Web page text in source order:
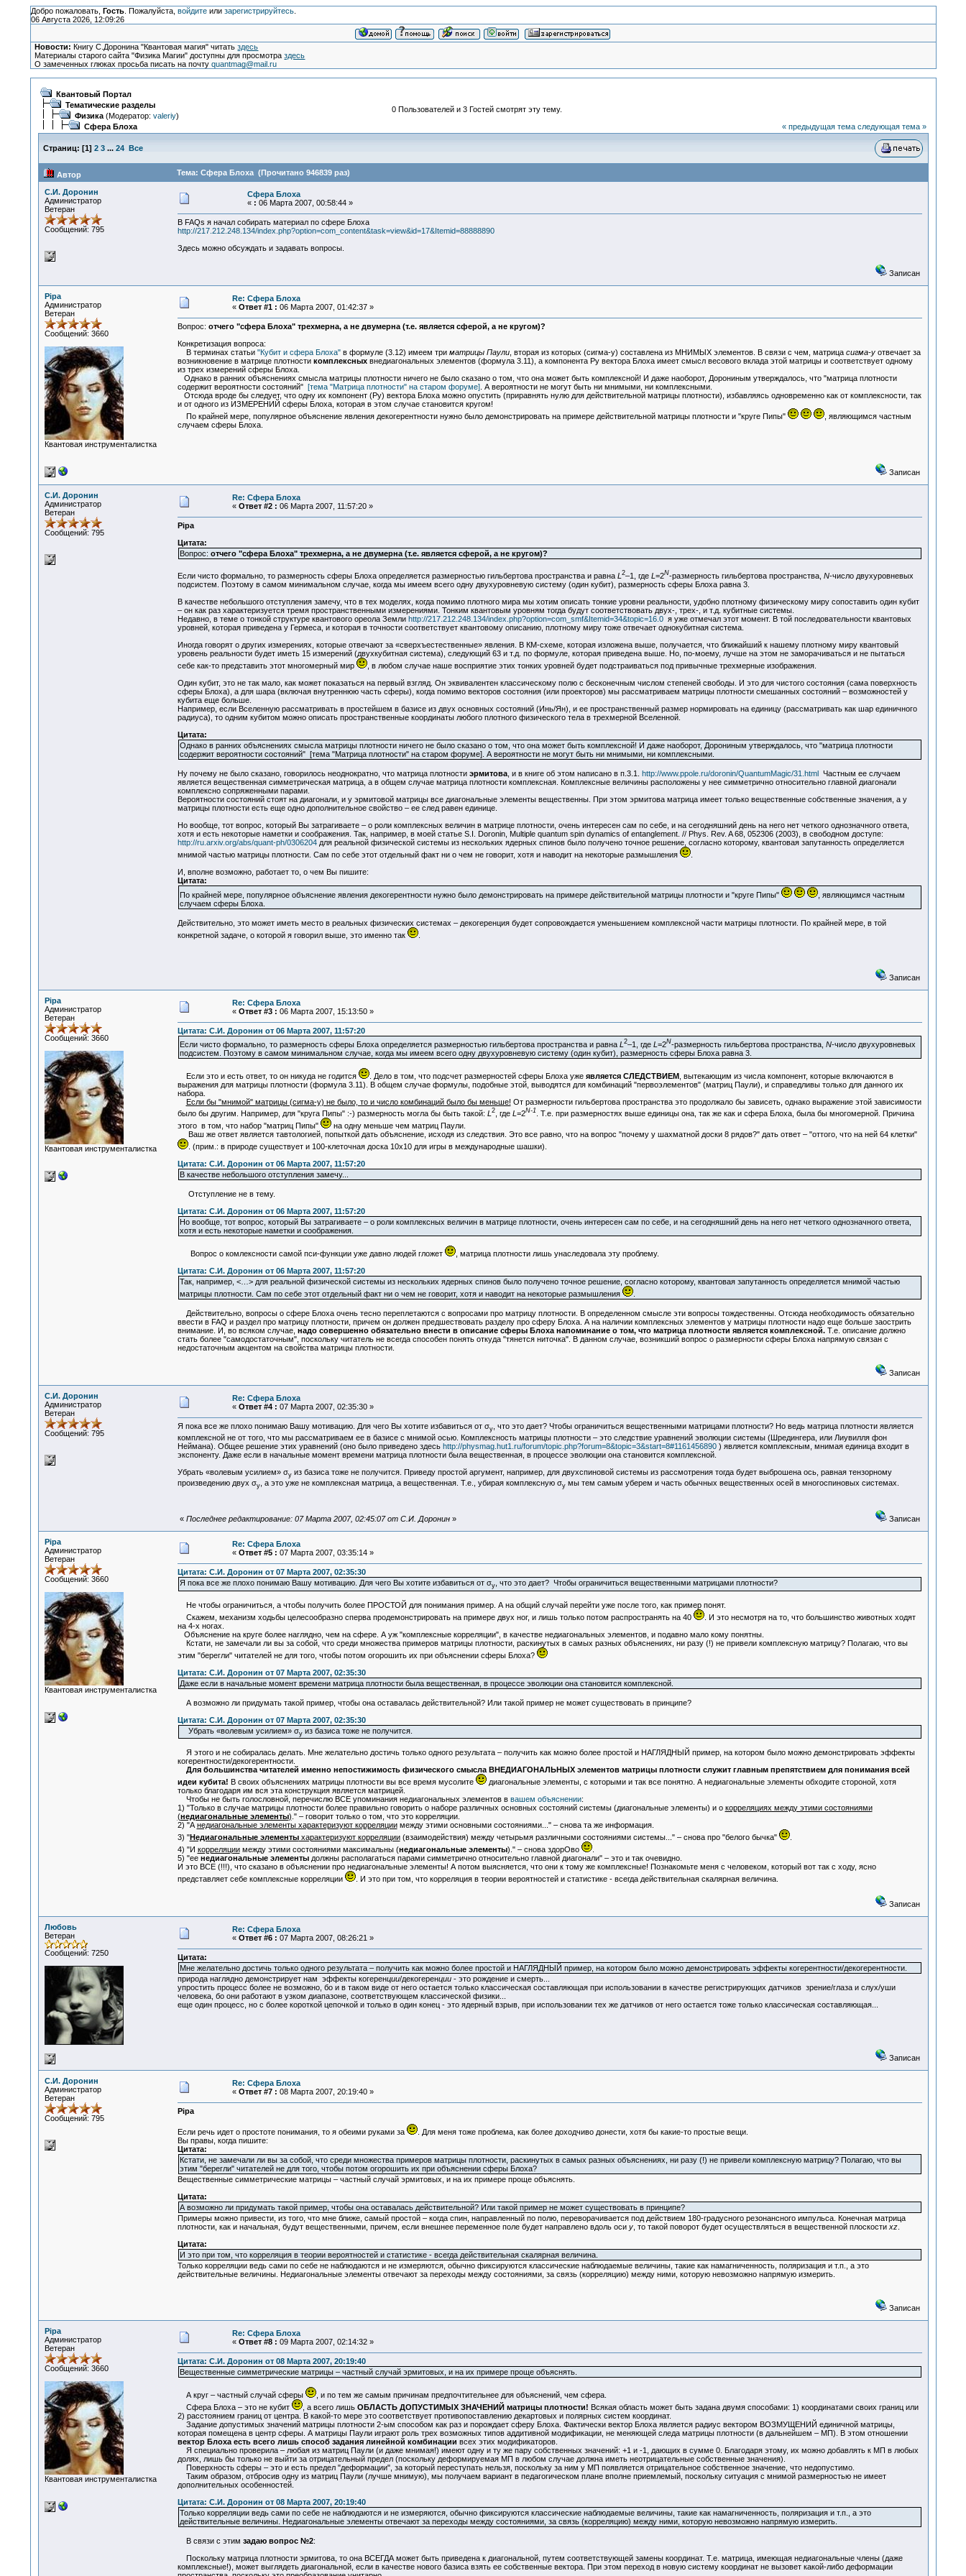
Добро пожаловать, Гость. Пожалуйста, войдитеили зарегистрируйтесь.
06 Августа 2026, 12:09:26
Новости: Книгу С.Доронина "Квантовая магия" читатьздесь
Материалы старого сайта "Физика Магии" доступны для просмотраздесь
О замеченных глюках просьба писать на почтуquantmag@mail.ru
Квантовый Портал
Тематические разделы
Физика(Модератор: valeriy)
Сфера Блоха
0 Пользователей и 3 Гостей смотрят эту тему.
« предыдущая тема следующая тема »
Страниц: [1] 2 3 ... 24 Все
Автор Тема: Сфера Блоха (Прочитано 946839 раз)
С.И. Доронин
Администратор
Ветеран
Сообщений: 795
Сфера Блоха
« : 06 Марта 2007, 00:58:44 »
В FAQs я начал собирать материал по сфере Блоха
http://217.212.248.134/index.php?option=com_content&task=view&id=17&Itemid=88888890
Здесь можно обсуждать и задавать вопросы.
Записан
Pipa
Администратор
Ветеран
Сообщений: 3660
Квантовая инструменталистка
Re: Сфера Блоха
« Ответ #1 : 06 Марта 2007, 01:42:37 »
Вопрос: отчего "сфера Блоха" трехмерна, а не двумерна (т.е. является сферой, а не кругом)?
Конкретизация вопроса:
В терминах статьи "Кубит и сфера Блоха"в формуле (3.12) имеем три матрицы Паули, вторая из которых (сигма-y) составлена из МНИМЫХ элементов. В связи с чем, матрица сигма-yотвечает за
возникновение в матрице плотности комплексныхвнедиагональных элементов (формула 3.11), а компонента Py вектора Блоха имеет смысл весового вклада этой матрицы и соответствует одному
из трех измерений сферы Блоха.
Однако в ранних объяснениях смысла матрицы плотности ничего не было сказано о том, что она может быть комплексной! И даже наоборот, Дорониным утверждалось, что "матрица плотности
содержит вероятности состояний" [тема "Матрица плотности" на старом форуме] . А вероятности не могут быть ни мнимыми, ни комплексными.
Отсюда вроде бы следует, что одну их компонент (Py) вектора Блоха можно опустить (приравнять нулю для действительной матрицы плотности), избавляясь одновременно как от комплексности, так
и от одного из ИЗМЕРЕНИЙ сферы Блоха, которая в этом случае становится кругом!
По крайней мере, популярное объяснение явления декогерентности нужно было демонстрировать на примере действительной матрицы плотности и "круге Пипы"
, являющимся частным
случаем сферы Блоха.
Записан
С.И. Доронин
Администратор
Ветеран
Сообщений: 795
Re: Сфера Блоха
« Ответ #2 : 06 Марта 2007, 11:57:20 »
Pipa
Цитата:
Вопрос: отчего "сфера Блоха" трехмерна, а не двумерна (т.е. является сферой, а не кругом)?
Если чисто формально, то размерность сферы Блоха определяется размерностью гильбертова пространства и равна L 2–1, где L =2N-размерность гильбертова пространства, N-число двухуровневых
подсистем. Поэтому в самом минимальном случае, когда мы имеем всего одну двухуровневую систему (один кубит), размерность сферы Блоха равна 3.
В качестве небольшого отступления замечу, что в тех моделях, когда помимо плотного мира мы хотим описать тонкие уровни реальности, удобно плотному физическому миру сопоставить один кубит
– он как раз характеризуется тремя пространственными измерениями. Тонким квантовым уровням тогда будут соответствовать двух-, трех-, и т.д. кубитные системы.
Недавно, в теме о тонкой структуре квантового ореола Земли http://217.212.248.134/index.php?option=com_smf&Itemid=34&topic=16.0я уже отмечал этот момент. В той последовательности квантовых
уровней, которая приведена у Гермеса, и которая в точности соответствует квантовому описанию, плотному миру тоже отвечает однокубитная система.
Иногда говорят о других измерениях, которые отвечают за «сверхъестественные» явления. В КМ-схеме, которая изложена выше, получается, что ближайший к нашему плотному миру квантовый
уровень реальности будет иметь 15 измерений (двухкубитная система), следующий 63 и т.д. по формуле, которая приведена выше. Но, по-моему, лучше на этом не заморачиваться и не пытаться
себе как-то представить этот многомерный мир
, в любом случае наше восприятие этих тонких уровней будет подстраиваться под привычные трехмерные изображения.
Один кубит, это не так мало, как может показаться на первый взгляд. Он эквивалентен классическому полю с бесконечным числом степеней свободы. И это для чистого состояния (сама поверхность
сферы Блоха), а для шара (включая внутреннюю часть сферы), когда помимо векторов состояния (или проекторов) мы рассматриваем матрицы плотности смешанных состояний – возможностей у
кубита еще больше.
Например, если Вселенную рассматривать в простейшем в базисе из двух основных состояний (Инь/Ян), и ее пространственный размер нормировать на единицу (рассматривать как шар единичного
радиуса), то одним кубитом можно описать пространственные координаты любого плотного физического тела в трехмерной Вселенной.
Цитата:
Однако в ранних объяснениях смысла матрицы плотности ничего не было сказано о том, что она может быть комплексной! И даже наоборот, Дорониным утверждалось, что "матрица плотности
содержит вероятности состояний" [тема "Матрица плотности" на старом форуме]. А вероятности не могут быть ни мнимыми, ни комплексными.
Ну почему не было сказано, говорилось неоднократно, что матрица плотности эрмитова, и в книге об этом написано в п.3.1. http://www.ppole.ru/doronin/QuantumMagic/31.htmlЧастным ее случаем
является вещественная симметрическая матрица, а в общем случае матрица плотности комплексная. Комплексные величины расположены у нее симметрично относительно главной диагонали
комплексно сопряженными парами.
Вероятности состояний стоят на диагонали, и у эрмитовой матрицы все диагональные элементы вещественны. При этом эрмитова матрица имеет только вещественные собственные значения, а у
матрицы плотности есть еще одно дополнительное свойство – ее след равен единице.
Но вообще, тот вопрос, который Вы затрагиваете – о роли комплексных величин в матрице плотности, очень интересен сам по себе, и на сегодняшний день на него нет четкого однозначного ответа,
хотя и есть некоторые наметки и соображения. Так, например, в моей статье S.I. Doronin, Multiple quantum spin dynamics of entanglement. // Phys. Rev. A 68, 052306 (2003), в свободном доступе:
http://ru.arxiv.org/abs/quant-ph/0306204для реальной физической системы из нескольких ядерных спинов было получено точное решение, согласно которому, квантовая запутанность определяется
мнимой частью матрицы плотности. Сам по себе этот отдельный факт ни о чем не говорит, хотя и наводит на некоторые размышления
.
И, вполне возможно, работает то, о чем Вы пишите:
Цитата:
По крайней мере, популярное объяснение явления декогерентности нужно было демонстрировать на примере действительной матрицы плотности и "круге Пипы"
, являющимся частным
случаем сферы Блоха.
Действительно, это может иметь место в реальных физических системах – декогеренция будет сопровождается уменьшением комплексной части матрицы плотности. По крайней мере, в той
конкретной задаче, о которой я говорил выше, это именно так
.
Записан
Pipa
Администратор
Ветеран
Сообщений: 3660
Квантовая инструменталистка
Re: Сфера Блоха
« Ответ #3 : 06 Марта 2007, 15:13:50 »
Цитата: С.И. Доронин от 06 Марта 2007, 11:57:20
Если чисто формально, то размерность сферы Блоха определяется размерностью гильбертова пространства и равна L 2–1, где L =2N-размерность гильбертова пространства, N-число двухуровневых
подсистем. Поэтому в самом минимальном случае, когда мы имеем всего одну двухуровневую систему (один кубит), размерность сферы Блоха равна 3.
Если это и есть ответ, то он никуда не годится . Дело в том, что подсчет размерностей сферы Блоха уже является СЛЕДСТВИЕМ, вытекающим из числа компонент, которые включаются в
выражения для матрицы плотности (формула 3.11). В общем случае формулы, подобные этой, выводятся для комбинаций "первоэлементов" (матриц Паули), и справедливы только для данного их
набора.
Если бы "мнимой" матрицы (сигма-y) не было, то и число комбинаций было бы меньше! От размерности гильбертова пространства это продолжало бы зависеть, однако выражение этой зависимости
было бы другим. Например, для "круга Пипы" :-) размерность могла бы быть такой: L 2, где L =2N-1. Т.е. при размерностях выше единицы она, так же как и сфера Блоха, была бы многомерной. Причина
этого в том, что набор "матриц Пипы"
на одну меньше чем матриц Паули.
Ваш же ответ является тавтологией, попыткой дать объяснение, исходя из следствия. Это все равно, что на вопрос "почему у шахматной доски 8 рядов?" дать ответ – "оттого, что на ней 64 клетки"
. (прим.: в природе существует и 100-клеточная доска 10x10 для игры в международные шашки).
Цитата: С.И. Доронин от 06 Марта 2007, 11:57:20
В качестве небольшого отступления замечу...
Отступление не в тему.
Цитата: С.И. Доронин от 06 Марта 2007, 11:57:20
Но вообще, тот вопрос, который Вы затрагиваете – о роли комплексных величин в матрице плотности, очень интересен сам по себе, и на сегодняшний день на него нет четкого однозначного ответа,
хотя и есть некоторые наметки и соображения.
Вопрос о комлексности самой пси-функции уже давно людей гложет
, матрица плотности лишь унаследовала эту проблему.
Цитата: С.И. Доронин от 06 Марта 2007, 11:57:20
Так, например, <…> для реальной физической системы из нескольких ядерных спинов было получено точное решение, согласно которому, квантовая запутанность определяется мнимой частью
матрицы плотности. Сам по себе этот отдельный факт ни о чем не говорит, хотя и наводит на некоторые размышления
.
Действительно, вопросы о сфере Блоха очень тесно переплетаются с вопросами про матрицу плотности. В определенном смысле эти вопросы тождественны. Отсюда необходимость обязательно
ввести в FAQ и раздел про матрицу плотности, причем он должен предшествовать разделу про сферу Блоха. А на наличии комплексных элементов у матрицы плотности надо еще больше заострить
внимание. И, во всяком случае, надо совершенно обязательно внести в описание сферы Блоха напоминание о том, что матрица плотности является комплексной.Т.е. описание должно
стать более "самодостаточным", поскольку читатель не всегда способен понять откуда "тянется ниточка". В данном случае, возникший вопрос о размерности сферы Блоха напрямую связан с
недостаточным акцентом на свойства матрицы плотности.
Записан
С.И. Доронин
Администратор
Ветеран
Сообщений: 795
Re: Сфера Блоха
« Ответ #4 : 07 Марта 2007, 02:35:30 »
Я пока все же плохо понимаю Вашу мотивацию. Для чего Вы хотите избавиться от σу, что это дает? Чтобы ограничиться вещественными матрицами плотности? Но ведь матрица плотности является
комплексной не от того, что мы рассматриваем ее в базисе с мнимой осью. Комплексность матрицы плотности – это следствие уравнений эволюции системы (Шредингера, или Лиувилля фон
Неймана). Общее решение этих уравнений (оно было приведено здесь http://physmag.hut1.ru/forum/topic.php?forum=8&topic=3&start=8#1161456890) является комплексным, мнимая единица входит в
экспоненту. Даже если в начальные момент времени матрица плотности была вещественная, в процессе эволюции она становится комплексной.
Убрать «волевым усилием» σуиз базиса тоже не получится. Приведу простой аргумент, например, для двухспиновой системы из рассмотрения тогда будет выброшена ось, равная тензорному
произведению двух σу, а это уже не комплексная матрица, а вещественная. Т.е., убирая комплексную σумы тем самым уберем и часть обычных вещественных осей в многоспиновых системах.
« Последнее редактирование: 07 Марта 2007, 02:45:07 от С.И. Доронин» Записан
Pipa
Администратор
Ветеран
Сообщений: 3660
Квантовая инструменталистка
Re: Сфера Блоха
« Ответ #5 : 07 Марта 2007, 03:35:14 »
Цитата: С.И. Доронин от 07 Марта 2007, 02:35:30
Я пока все же плохо понимаю Вашу мотивацию. Для чего Вы хотите избавиться от σу, что это дает? Чтобы ограничиться вещественными матрицами плотности?
Не чтобы ограничиться, а чтобы получить более ПРОСТОЙ для понимания пример. А на общий случай перейти уже после того, как пример понят.
Скажем, механизм ходьбы целесообразно сперва продемонстрировать на примере двух ног, и лишь только потом распространять на 40
. И это несмотря на то, что большинство животных ходят
на 4-х ногах.
Объяснение на круге более наглядно, чем на сфере. А уж "комплексные корреляции", в качестве недиагональных элементов, и подавно мало кому понятны.
Кстати, не замечали ли вы за собой, что среди множества примеров матрицы плотности, раскинутых в самых разных объяснениях, ни разу (!) не привели комплексную матрицу? Полагаю, что вы
этим "берегли" читателей не для того, чтобы потом огорошить их при объяснении сферы Блоха?
Цитата: С.И. Доронин от 07 Марта 2007, 02:35:30
Даже если в начальные момент времени матрица плотности была вещественная, в процессе эволюции она становится комплексной.
А возможно ли придумать такой пример, чтобы она оставалась действительной? Или такой пример не может существовать в принципе?
Цитата: С.И. Доронин от 07 Марта 2007, 02:35:30
Убрать «волевым усилием» σуиз базиса тоже не получится.
Я этого и не собиралась делать. Мне желательно достичь только одного результата – получить как можно более простой и НАГЛЯДНЫЙ пример, на котором было можно демонстрировать эффекты
когерентности/декогерентности.
Для большинства читателей именно непостижимость физического смысла ВНЕДИАГОНАЛЬНЫХ элементов матрицы плотности служит главным препятствием для понимания всей
идеи кубита! В своих объяснениях матрицы плотности вы все время мусолите
диагональные элементы, с которыми и так все понятно. А недиагональные элементы обходите стороной, хотя
только благодаря им вся эта конструкция является матрицей.
Чтобы не быть голословной, перечислю ВСЕ упоминания недиагональных элементов в вашем объяснении:
1) "Только в случае матрицы плотности более правильно говорить о наборе различных основных состояний системы (диагональные элементы) и о корреляциях между этими состояниями
(недиагональные элементы) ." – говорит только о том, что это корреляции.
2) "А недиагональные элементы характеризуют корреляциимежду этими основными состояниями..." – снова та же информация.
3) "Недиагональные элементыхарактеризуют корреляции(взаимодействия) между четырьмя различными состояниями системы..." – снова про "белого бычка"
.
4) "И корреляциимежду этими состояниями максимальны (недиагональные элементы)." – снова здорОво
.
5) "ее недиагональные элементыдолжны располагаться парами симметрично относительно главной диагонали" – это и так очевидно.
И это ВСЕ (!!!), что сказано в объяснении про недиагональные элементы! А потом выясняется, что они к тому же комплексные! Познакомьте меня с человеком, который вот так с ходу, ясно
представляет себе комплексные корреляции
. И это при том, что корреляция в теории вероятностей и статистике - всегда действительная скалярная величина.
Записан
Любовь
Ветеран
Сообщений: 7250
Re: Сфера Блоха
« Ответ #6 : 07 Марта 2007, 08:26:21 »
Цитата:
Мне желательно достичь только одного результата – получить как можно более простой и НАГЛЯДНЫЙ пример, на котором было можно демонстрировать эффекты когерентности/декогерентности.
природа наглядно демонстрирует нам эффекты когеренции/декогеренции- это рождение и смерть...
упростить процесс более не возможно, бо и в таком виде от него остается только классическая составляющая при использовании в качестве регистрирующих датчиков зрение/глаза и слух/уши
человека, бо они работают в узком диапазоне, соответствующем классической физики...
еще один процесс, но с более короткой цепочкой и только в один конец - это ядерный взрыв, при использовании тех же датчиков от него остается тоже только классическая составляющая...
Записан
С.И. Доронин
Администратор
Ветеран
Сообщений: 795
Re: Сфера Блоха
« Ответ #7 : 08 Марта 2007, 20:19:40 »
Pipa
Если речь идет о простоте понимания, то я обеими руками за
. Для меня тоже проблема, как более доходчиво донести, хотя бы какие-то простые вещи.
Вы правы, когда пишите:
Цитата:
Кстати, не замечали ли вы за собой, что среди множества примеров матрицы плотности, раскинутых в самых разных объяснениях, ни разу (!) не привели комплексную матрицу? Полагаю, что вы
этим "берегли" читателей не для того, чтобы потом огорошить их при объяснении сферы Блоха?
Вещественные симметрические матрицы – частный случай эрмитовых, и на их примере проще объяснять.
Цитата:
А возможно ли придумать такой пример, чтобы она оставалась действительной? Или такой пример не может существовать в принципе?
Примеры можно привести, из того, что мне ближе, самый простой – когда спин, направленный по полю, переворачивается под действием 180-градусного резонансного импульса. Конечная матрица
плотности, как и начальная, будут вещественными, причем, если внешнее переменное поле будет направлено вдоль оси y, то такой поворот будет осуществляться в вещественной плоскости xz.
Цитата:
И это при том, что корреляция в теории вероятностей и статистике - всегда действительная скалярная величина.
Только корреляции ведь сами по себе не наблюдаются и не измеряются, обычно фиксируются классические наблюдаемые величины, такие как намагниченность, поляризация и т.п., а это
действительные величины. Недиагональные элементы отвечают за переходы между состояниями, за связь (корреляцию) между ними, которую невозможно напрямую измерить.
Записан
Pipa
Администратор
Ветеран
Сообщений: 3660
Квантовая инструменталистка
Re: Сфера Блоха
« Ответ #8 : 09 Марта 2007, 02:14:32 »
Цитата: С.И. Доронин от 08 Марта 2007, 20:19:40
Вещественные симметрические матрицы – частный случай эрмитовых, и на их примере проще объяснять.
А круг – частный случай сферы
, и по тем же самым причинам предпочтительнее для объяснений, чем сфера.
Сфера Блоха – это не кубит
, а всего лишь ОБЛАСТЬ ДОПУСТИМЫХ ЗНАЧЕНИЙ матрицы плотности! Всякая область может быть задана двумя способами: 1) координатами своих границ или
2) расстоянием границ от центра. В какой-то мере это соответствует противопоставлению декартовых и полярных систем координат.
Задание допустимых значений матрицы плотности 2-ым способом как раз и порождает сферу Блоха. Фактически вектор Блоха является радиус вектором ВОЗМУЩЕНИЙ единичной матрицы,
которая помещена в центр сферы. А матрицы Паули играют роль трех возможных типов аддитивной модификации, не меняющей следа матрицы плотности (в дальнейшем – МП). В этом отношении
вектор Блоха есть всего лишь способ задания линейной комбинации всех этих модификаторов.
Я специально проверила – любая из матриц Паули (и даже мнимая!) имеют одну и ту же пару собственных значений: +1 и -1, дающих в сумме 0. Благодаря этому, их можно добавлять к МП в любых
долях, лишь бы только не выйти за отрицательный предел (поскольку деформируемая МП в любом случае должна иметь неотрицательные собственные значения).
Поверхность сферы – это и есть предел "деформации", за который переступать нельзя, поскольку за ним у МП появляется отрицательное собственное значение, что недопустимо.
Таким образом, отбросив одну из матриц Паули (лучше мнимую), мы получаем вариант в педагогическом плане вполне приемлемый, поскольку ситуация с мнимой размерностью не имеет
дополнительных особенностей.
Цитата: С.И. Доронин от 08 Марта 2007, 20:19:40
Только корреляции ведь сами по себе не наблюдаются и не измеряются, обычно фиксируются классические наблюдаемые величины, такие как намагниченность, поляризация и т.п., а это
действительные величины. Недиагональные элементы отвечают за переходы между состояниями, за связь (корреляцию) между ними, которую невозможно напрямую измерить.
В связи с этим задаю вопрос №2:
Поскольку матрица плотности эрмитова, то она ВСЕГДА может быть приведена к диагональной, путем соответствующей замены координат. Т.е. матрица, имеющая недиагональные члены (даже
комплексные!), может выглядеть диагональной, если в качестве нового базиса взять ее собственные вектора. При этом переход в новую систему координат не вызовет какой-либо деформации